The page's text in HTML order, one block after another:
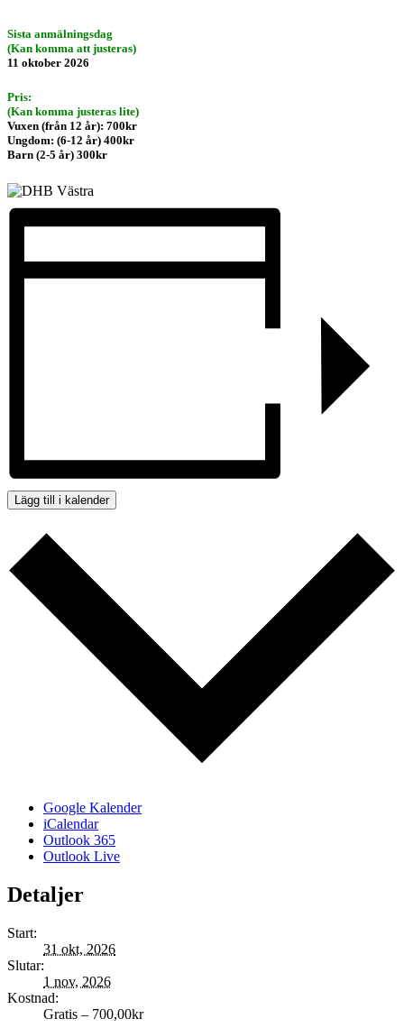
Sista anmälningsdag
(Kan komma att justeras)
11 oktober 2026
Pris:
(Kan komma justeras lite)
Vuxen (från 12 år): 700kr
Ungdom: (6-12 år) 400kr
Barn (2-5 år) 300kr
Lägg till i kalender
Google Kalender
iCalendar
Outlook 365
Outlook Live
Detaljer
Start:
31 okt, 2026
Slutar:
1 nov, 2026
Kostnad:
Gratis – 700,00kr